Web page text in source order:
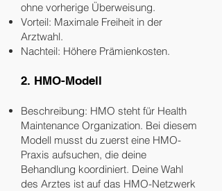
ohne vorherige Überweisung.
Vorteil: Maximale Freiheit in der
Arztwahl.
Nachteil: Höhere Prämienkosten.
2. HMO-Modell
Beschreibung: HMO steht für Health
Maintenance Organization. Bei diesem
Modell musst du zuerst eine HMO-
Praxis aufsuchen, die deine
Behandlung koordiniert. Deine Wahl
des Arztes ist auf das HMO-Netzwerk